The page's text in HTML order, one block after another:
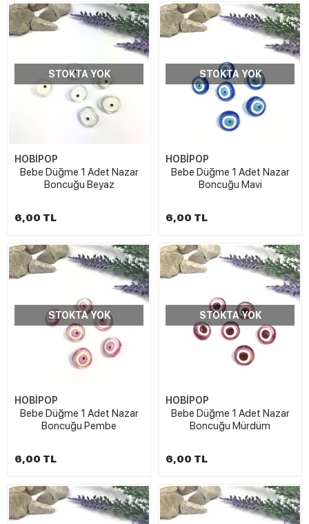
STOKTA YOK
HOBİPOP
Bebe Düğme 1 Adet Nazar
Boncuğu Beyaz
6,00 TL
STOKTA YOK
HOBİPOP
Bebe Düğme 1 Adet Nazar
Boncuğu Mavi
6,00 TL
STOKTA YOK
HOBİPOP
Bebe Düğme 1 Adet Nazar
Boncuğu Pembe
6,00 TL
STOKTA YOK
HOBİPOP
Bebe Düğme 1 Adet Nazar
Boncuğu Mürdüm
6,00 TL